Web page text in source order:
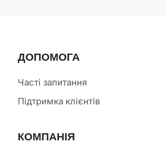
ДОПОМОГА
Часті запитання
Підтримка клієнтів
КОМПАНІЯ